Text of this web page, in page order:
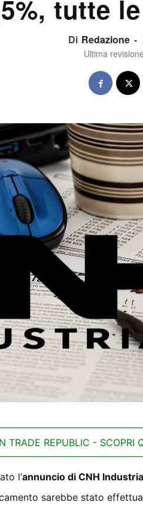
tutte
Di Redazione -
Ultima revisione
TRADE REPUBLIC - SCOPRI
l’annuncio di CNH
sarebbe stato